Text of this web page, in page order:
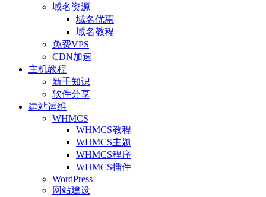
域名资源
域名优惠
域名教程
免费VPS
CDN加速
主机教程
新手知识
软件分享
建站运维
WHMCS
WHMCS教程
WHMCS主题
WHMCS程序
WHMCS插件
WordPress
网站建设